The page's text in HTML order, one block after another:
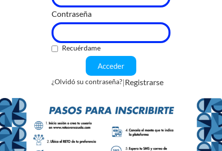
Contraseña
Recuérdame
Acceder
¿Olvidó su contraseña?|Registrarse